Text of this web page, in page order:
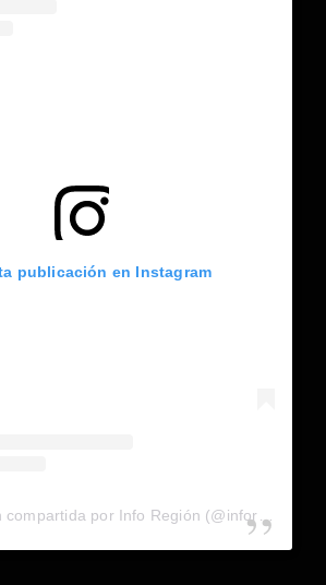
publicación en Instagram
Una publicación compartida por Info Región (@inforegion_redes)